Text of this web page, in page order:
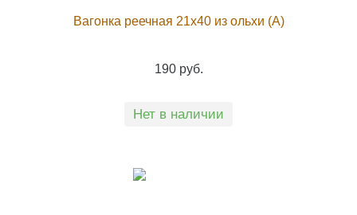
Вагонка реечная 21х40 из ольхи (А)
190 руб.
Нет в наличии